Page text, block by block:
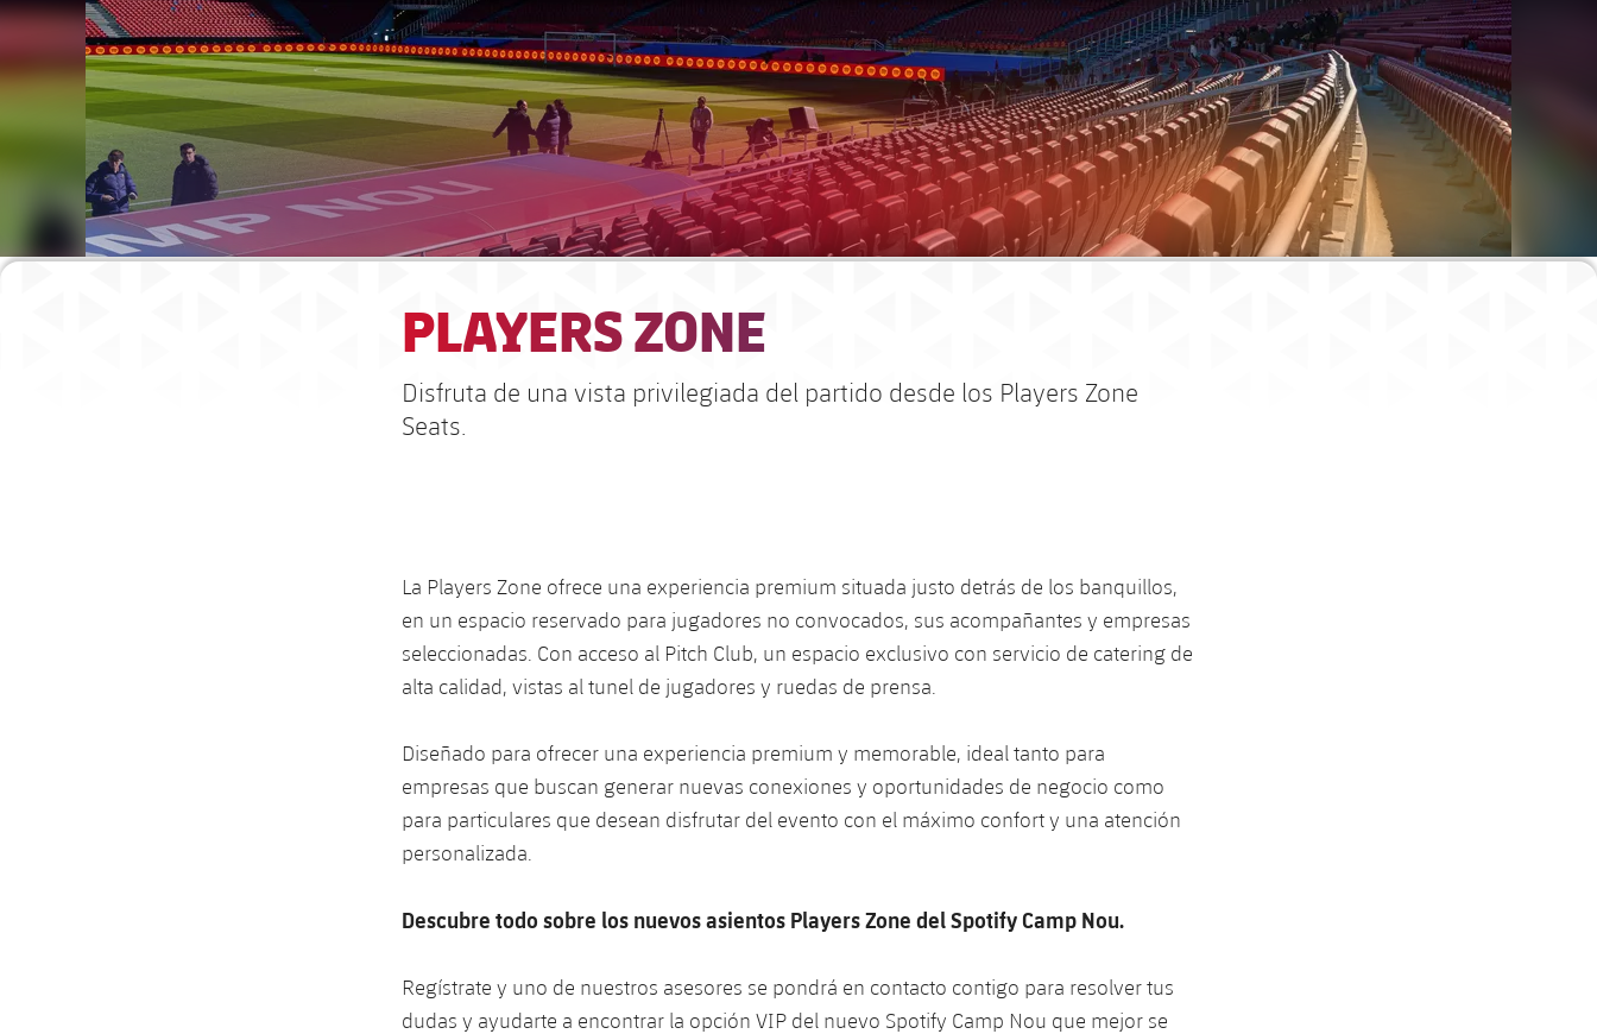
PLAYERS ZONE
Disfruta de una vista privilegiada del partido desde los Players Zone
Seats.
La Players Zone ofrece una experiencia premium situada justo detrás de los banquillos,
en un espacio reservado para jugadores no convocados, sus acompañantes y empresas
seleccionadas. Con acceso al Pitch Club, un espacio exclusivo con servicio de catering de
alta calidad, vistas al tunel de jugadores y ruedas de prensa.
Diseñado para ofrecer una experiencia premium y memorable, ideal tanto para
empresas que buscan generar nuevas conexiones y oportunidades de negocio como
para particulares que desean disfrutar del evento con el máximo confort y una atención
personalizada.
Descubre todo sobre los nuevos asientos Players Zone del Spotify Camp Nou.
Regístrate y uno de nuestros asesores se pondrá en contacto contigo para resolver tus
dudas y ayudarte a encontrar la opción VIP del nuevo Spotify Camp Nou que mejor se